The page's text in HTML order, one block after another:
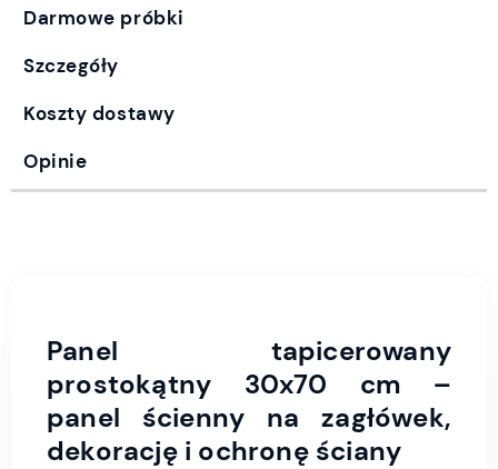
Darmowe próbki
Szczegóły
Koszty dostawy
Opinie
Panel tapicerowany
prostokątny 30x70 cm –
panel ścienny na zagłówek,
dekorację i ochronę ściany